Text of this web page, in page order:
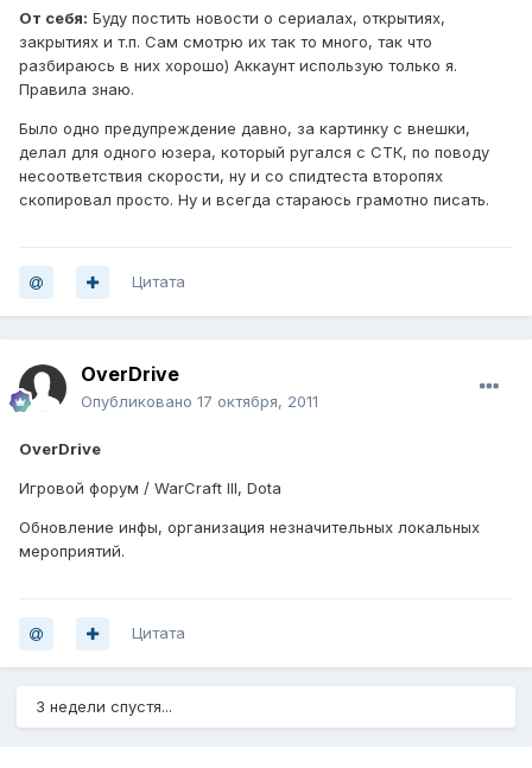
От себя: Буду постить новости о сериалах, открытиях,
закрытиях и т.п. Сам смотрю их так то много, так что
разбираюсь в них хорошо) Аккаунт использую только я.
Правила знаю.
Было одно предупреждение давно, за картинку с внешки,
делал для одного юзера, который ругался с СТК, по поводу
несоответствия скорости, ну и со спидтеста второпях
скопировал просто. Ну и всегда стараюсь грамотно писать.
Цитата
OverDrive
Опубликовано 17 октября, 2011
OverDrive
Игровой форум / WarCraft III, Dota
Обновление инфы, организация незначительных локальных
мероприятий.
Цитата
3 недели спустя...